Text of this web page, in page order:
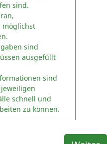
sind.
möglichst
sind
ausgefüllt
sind
schnell und
zu können.